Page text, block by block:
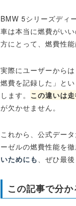
BMW 5シリーズディ
車は本当に燃費がい
方にとって、燃費性
実際にユーザーから
燃費を記録した」と
します。 この違いは
が欠かせません。
これから、公式デー
ーゼルの燃費性能を
いためにも、ぜひ最後
この記事で分か